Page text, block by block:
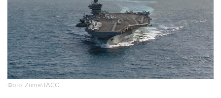
Фото: Zuma\ТАСС